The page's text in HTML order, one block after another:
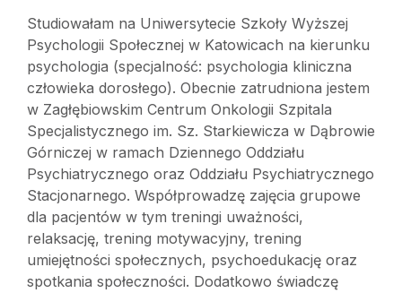
Studiowałam na Uniwersytecie Szkoły Wyższej
Psychologii Społecznej w Katowicach na kierunku
psychologia (specjalność: psychologia kliniczna
człowieka dorosłego). Obecnie zatrudniona jestem
w Zagłębiowskim Centrum Onkologii Szpitala
Specjalistycznego im. Sz. Starkiewicza w Dąbrowie
Górniczej w ramach Dziennego Oddziału
Psychiatrycznego oraz Oddziału Psychiatrycznego
Stacjonarnego. Współprowadzę zajęcia grupowe
dla pacjentów w tym treningi uważności,
relaksację, trening motywacyjny, trening
umiejętności społecznych, psychoedukację oraz
spotkania społeczności. Dodatkowo świadczę